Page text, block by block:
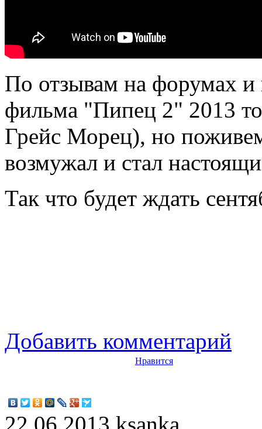
По отзывам на форумах
фильма "Пипец 2" 2013
Грейс Морец), но
возмужал и стал
Так что будет ждать
Добавить комментарий
Нравится